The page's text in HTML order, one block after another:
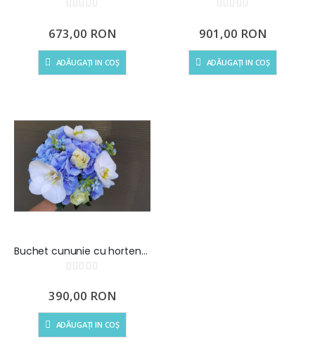
Rating:
673,00 RON
ADĂUGAȚI IN COȘ
Rating:
901,00 RON
ADĂUGAȚI IN COȘ
Buchet cununie cu hortensie si trandafiri
Rating:
390,00 RON
ADĂUGAȚI IN COȘ